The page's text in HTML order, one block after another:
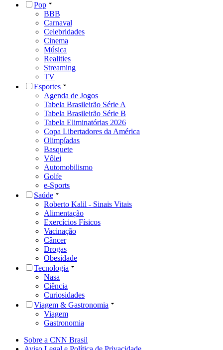
Pop
BBB
Carnaval
Celebridades
Cinema
Música
Realities
Streaming
TV
Esportes
Agenda de Jogos
Tabela Brasileirão Série A
Tabela Brasileirão Série B
Tabela Eliminatórias 2026
Copa Libertadores da América
Olimpíadas
Basquete
Vôlei
Automobilismo
Golfe
e-Sports
Saúde
Roberto Kalil - Sinais Vitais
Alimentação
Exercícios Físicos
Vacinação
Câncer
Drogas
Obesidade
Tecnologia
Nasa
Ciência
Curiosidades
Viagem & Gastronomia
Viagem
Gastronomia
Sobre a CNN Brasil